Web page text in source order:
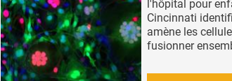
l'hôpital pour
Cincinnati
amène les
fusionner